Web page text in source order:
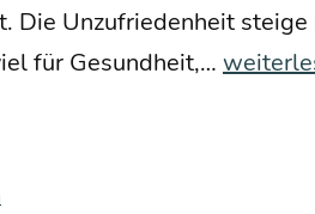
Die Unzu­frie­den­heit stei­ge
für Gesund­heit,… Die